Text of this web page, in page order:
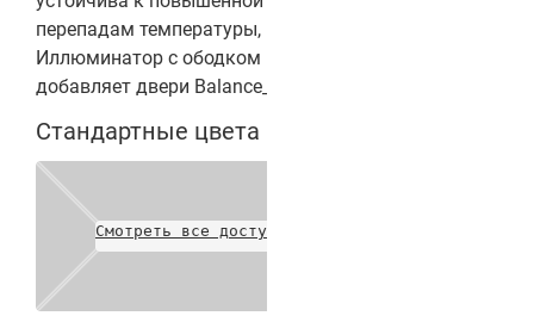
перепадам температуры, царапинам, ударам.
Иллюминатор с ободком из нержавеющей стали
добавляет двери Balance_2 интересный акцент.
Стандартные цвета полотен
Смотреть все доступные цвета